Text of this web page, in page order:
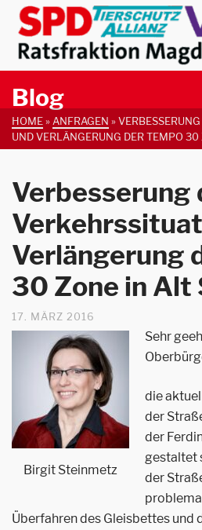
Blog
HOME» ANFRAGEN »
UND VERLÄNGERUNG DER TEMPO
Verbesserung
Verlängerung
30 Zone in Alt
17. MÄRZ 2016
Birgit Steinmetz
Sehr
die
der
der
gestaltet
der
Überfahren des Gleisbettes und